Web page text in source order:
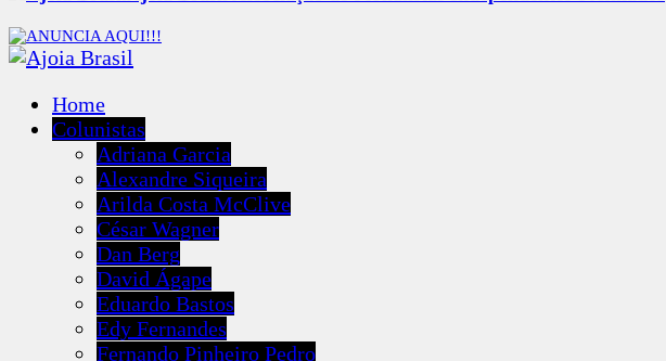
Home
Colunistas
Adriana Garcia
Alexandre Siqueira
Arilda Costa McClive
César Wagner
Dan Berg
David Ágape
Eduardo Bastos
Edy Fernandes
Fernando Pinheiro Pedro